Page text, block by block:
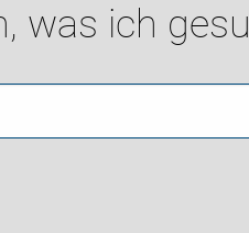
was ich